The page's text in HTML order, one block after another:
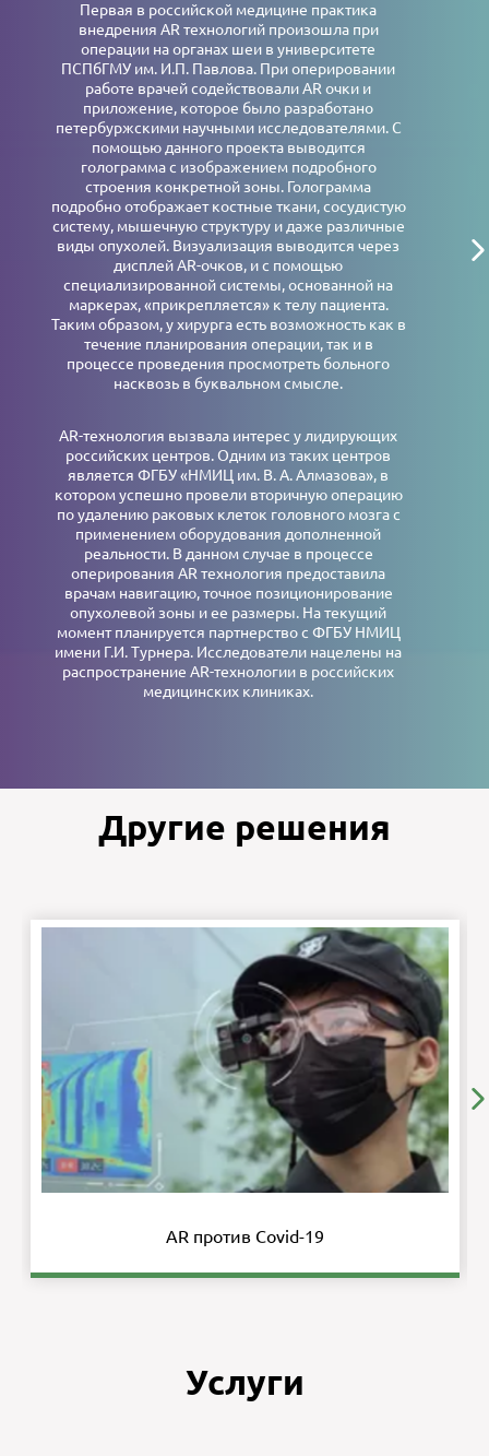
Первая в российской медицине практика
внедрения AR технологий произошла при
операции на органах шеи в университете
ПСПбГМУ им. И.П. Павлова. При оперировании
работе врачей содействовали AR очки и
приложение, которое было разработано
петербуржскими научными исследователями. С
помощью данного проекта выводится
голограмма с изображением подробного
строения конкретной зоны. Голограмма
подробно отображает костные ткани, сосудистую
систему, мышечную структуру и даже различные
виды опухолей. Визуализация выводится через
дисплей AR-очков, и с помощью
специализированной системы, основанной на
маркерах, «прикрепляется» к телу пациента.
Таким образом, у хирурга есть возможность как в
течение планирования операции, так и в
процессе проведения просмотреть больного
насквозь в буквальном смысле.
AR-технология вызвала интерес у лидирующих
российских центров. Одним из таких центров
является ФГБУ «НМИЦ им. В. А. Алмазова», в
котором успешно провели вторичную операцию
по удалению раковых клеток головного мозга с
применением оборудования дополненной
реальности. В данном случае в процессе
оперирования AR технология предоставила
врачам навигацию, точное позиционирование
опухолевой зоны и ее размеры. На текущий
момент планируется партнерство с ФГБУ НМИЦ
имени Г.И. Турнера. Исследователи нацелены на
распространение AR-технологии в российских
медицинских клиниках.
Другие решения
AR против Covid-19
Услуги